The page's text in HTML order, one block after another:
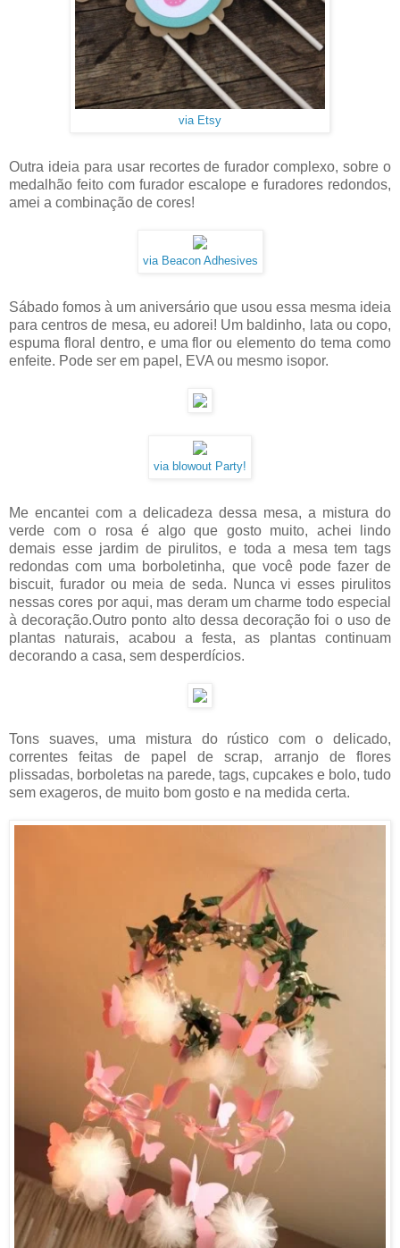
via Etsy
Outra ideia para usar recortes de furador complexo, sobre o
medalhão feito com furador escalope e furadores redondos,
amei a combinação de cores!
via Beacon Adhesives
Sábado fomos à um aniversário que usou essa mesma ideia
para centros de mesa, eu adorei! Um baldinho, lata ou copo,
espuma floral dentro, e uma flor ou elemento do tema como
enfeite. Pode ser em papel, EVA ou mesmo isopor.
via blowout Party!
Me encantei com a delicadeza dessa mesa, a mistura do
verde com o rosa é algo que gosto muito, achei lindo
demais esse jardim de pirulitos, e toda a mesa tem tags
redondas com uma borboletinha, que você pode fazer de
biscuit, furador ou meia de seda. Nunca vi esses pirulitos
nessas cores por aqui, mas deram um charme todo especial
à decoração.Outro ponto alto dessa decoração foi o uso de
plantas naturais, acabou a festa, as plantas continuam
decorando a casa, sem desperdícios.
Tons suaves, uma mistura do rústico com o delicado,
correntes feitas de papel de scrap, arranjo de flores
plissadas, borboletas na parede, tags, cupcakes e bolo, tudo
sem exageros, de muito bom gosto e na medida certa.